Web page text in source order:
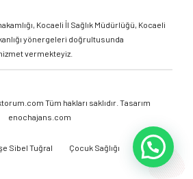
, Kocaeli İl Sağlık Müdürlüğü, Kocaeli
yönergeleri doğrultusunda
vermekteyiz.
Tüm hakları saklıdır. Tasarım
enochajans.com
Sibel Tuğral Çocuk Sağlığı
Galeri